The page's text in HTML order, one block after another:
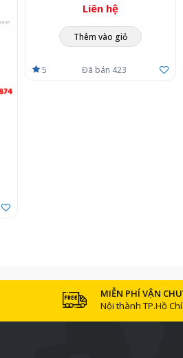
Liên hệ
Thêm vào giỏ
5 Đã bán 423
MIỄN PHÍ VẬN
Nội thành TP.Hồ